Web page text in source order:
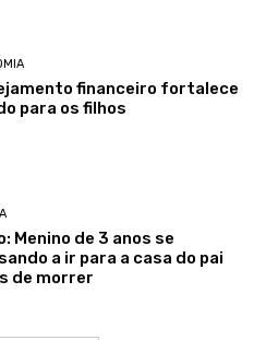
financeiro fortalece
para os filhos
Menino de 3 anos se
a ir para a casa do pai
de morrer